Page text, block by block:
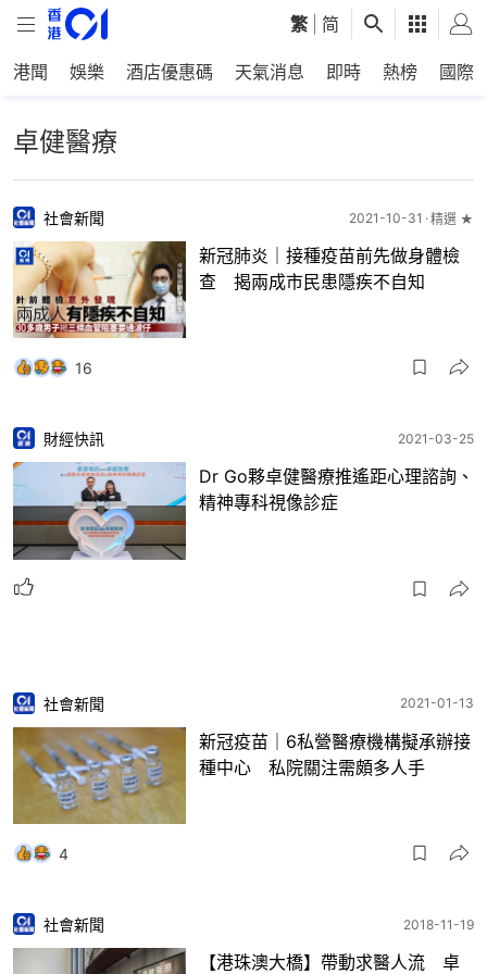
繁 简
港聞 娛樂 酒店優惠碼 天氣消息 即時 熱榜 國際
卓健醫療
社會新聞 2021-10-31 精選 ★
新冠肺炎｜接種疫苗前先做身體檢
查 揭兩成市民患隱疾不自知
16
財經快訊 2021-03-25
Dr Go夥卓健醫療推遙距心理諮詢、
精神專科視像診症
社會新聞 2021-01-13
新冠疫苗｜6私營醫療機構擬承辦接
種中心 私院關注需頗多人手
4
社會新聞 2018-11-19
【港珠澳大橋】帶動求醫人流 卓